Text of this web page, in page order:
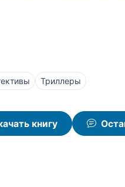
Триллеры
книгу